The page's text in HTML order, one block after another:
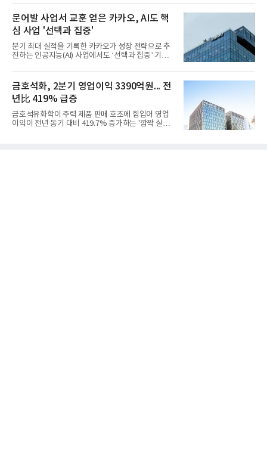
어갔다.롯데케미칼이 2026년 2분기 연결 기준 매출
액 5조6864억원, 영업이익 1101억원을 기록했다고 7
일 밝혔다. 사업별로는 기초화학 부문(롯데케미칼 기
초소재사업·LC타이탄·LC USA·롯데대산석화)이 매
출 3조9403억원, 영업이익 23억원을 기록했다. 정기
보수 영향과 원료 가격 변동에 따른 래깅 효과로 전분
기 대비 수익성은 둔화됐지만 흑자 전환 흐름을 유지
우호적인 환율 효과
문어발 사업서 교훈 얻은 카카오, AI도 핵
심 사업 '선택과 집중'
분기 최대 실적을 기록한 카카오가 성장 전략으로 추
진하는 인공지능(AI) 사업에서도 ‘선택과 집중’ 기조
라 투자에 나서는 것과 달리, 카카오는 ‘카카오톡’이
라는 플랫폼 경쟁력을 활용한 AI 에이전트 서비스에
집중하는 전략이다. 과거 무리한 사업 확장 과정에서
겪었던 시행착오를 되풀이하지 않고 핵심 역량에 집
중하겠다는 취지로 풀이된다.7일 업계에 따르면 카카
오는 올해 2분기 연결 기준 매출 2조985억원, 영업이
익 2770억원을 기록했다. 전년 동기 대비 매출과 영업
금호석화, 2분기 영업이익 3390억원... 전
년比 419% 급증
금호석유화학이 주력 제품 판매 호조에 힘입어 영업
이익이 전년 동기 대비 419.7% 증가하는 '깜짝 실